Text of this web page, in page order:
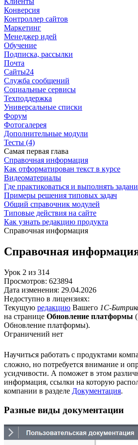
Конверсия
Контроллер сайтов
Маркетинг
Менеджер идей
Обучение
Подписка, рассылки
Почта
Сайты24
Служба сообщений
Социальные сервисы
Техподдержка
Универсальные списки
Форум
Фотогалерея
Дополнительные модули
Тесты (4)
Самая первая глава
Справочная информация
Как отформатирован текст в курсе
Видеоматериалы
Где практиковаться и выполнять
Примеры решения типовых задач
Общий справочник модулей
Типовые действия на сайте
Как узнать редакцию продукта
Справочная информация
Справочная
Урок 2 из 314
Просмотров: 623894
Дата изменения: 29.04.2026
Недоступно в лицензиях:
Текущую редакцию Вашего 1С-
на странице Обновление платформы (
Обновление платформы).
Ограничений нет
Научиться работать с продуктами
сложно, но потребуется внимание и
усидчивости. А поможет в этом
информация, ссылки на которую
компании в разделе Документация.
Разные виды документации